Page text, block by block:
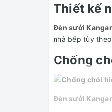
Thiết kế
Đèn sưởi
nhà bếp tùy
Chống
Đèn sưởi